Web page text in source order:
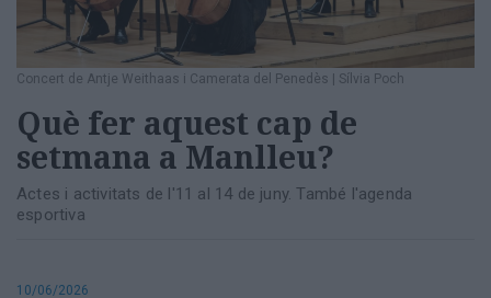
Concert de Antje Weithaas i Camerata del Penedès | Sílvia Poch
Què fer aquest cap de
setmana a Manlleu?
Actes i activitats de l'11 al 14 de juny. També l'agenda
esportiva
10/06/2026